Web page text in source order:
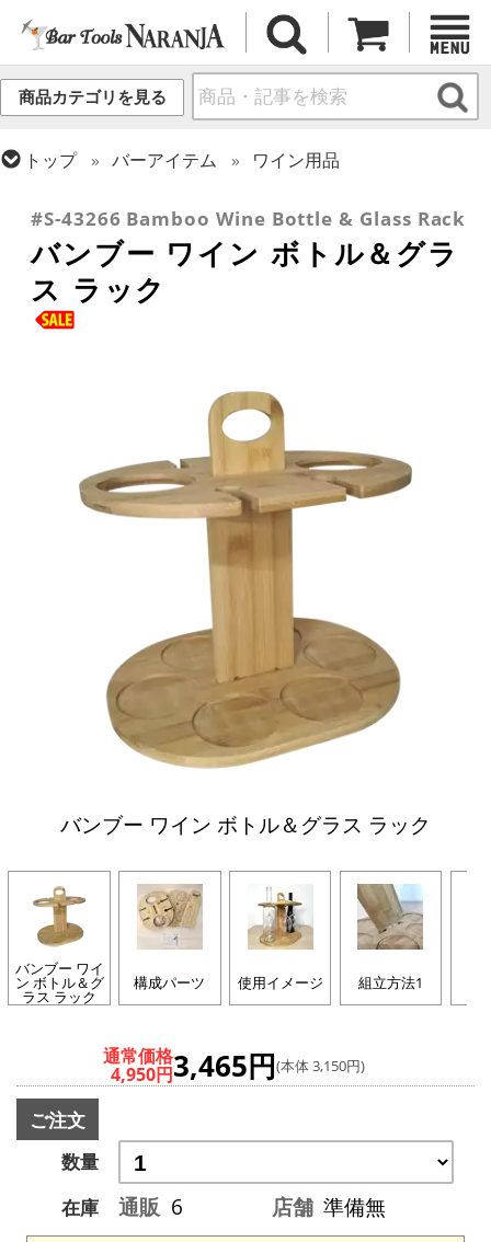
商品カテゴリを見る
トップ バーアイテム
ワイン用品
#S-43266 Bamboo Wine Bottle & Glass Rack
バンブー ワイン ボトル＆グラ
ス ラック
バンブー ワイン ボトル＆グラス ラック
バンブー ワイ
ン ボトル＆グ
ラス ラック
構成パーツ 使用イメージ 組立方法1
通常価格
4,950円3,465円(本体 3,150円)
ご注文
数量
在庫
通販 6 店舗 準備無